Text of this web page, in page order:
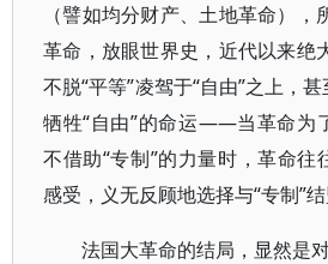
（譬如均分财产、土地革命），
革命，放眼世界史，近代以来绝
不脱“平等”凌驾于“自由”之上，
牺牲“自由”的命运——当革命为
不借助“专制”的力量时，革命往
感受，义无反顾地选择与“专制”结
法国大革命的结局，显然是